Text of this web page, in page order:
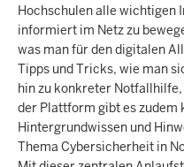
Hochschulen alle wichtigen
informiert im Netz zu
was man für den digitalen
Tipps und Tricks, wie man
hin zu konkreter
der Plattform gibt es
Hintergrundwissen und
Thema Cybersicherheit in